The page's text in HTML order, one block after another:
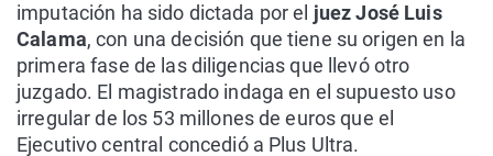
imputación ha sido dictada por el juez José Luis
Calama, con una decisión que tiene su origen en la
primera fase de las diligencias que llevó otro
juzgado. El magistrado indaga en el supuesto uso
irregular de los 53 millones de euros que el
Ejecutivo central concedió a Plus Ultra.